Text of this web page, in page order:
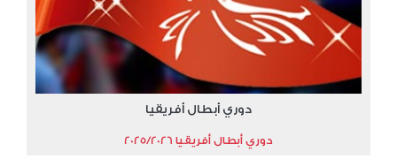
دوري أبطال أفريقيا
دوري أبطال أفريقيا 2025/2026